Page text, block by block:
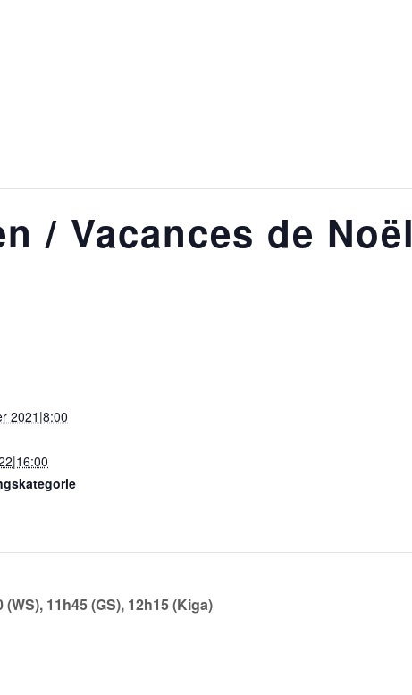
/ Vacances de Noël
2021|8:00
11h45 (GS), 12h15 (Kiga)